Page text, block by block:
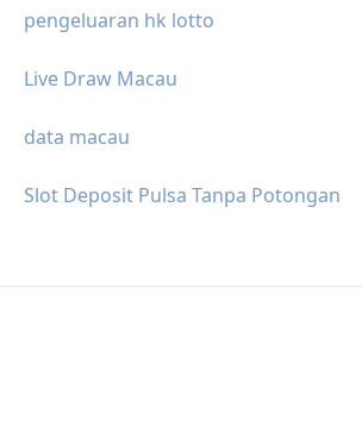
pengeluaran hk lotto
Live Draw Macau
data macau
Slot Deposit Pulsa Tanpa Potongan